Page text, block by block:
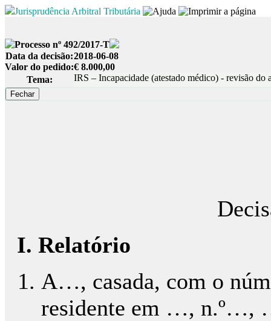
Jurisprudência Arbitral Tributária
Processo nº 492/2017-T
Data da decisão:2018-06-08
Valor do pedido:€ 8.000,00
Tema:
IRS – Incapacidade (atestado médico) - revisão do
I. Relatório
A…, casada, com o
residente em …,